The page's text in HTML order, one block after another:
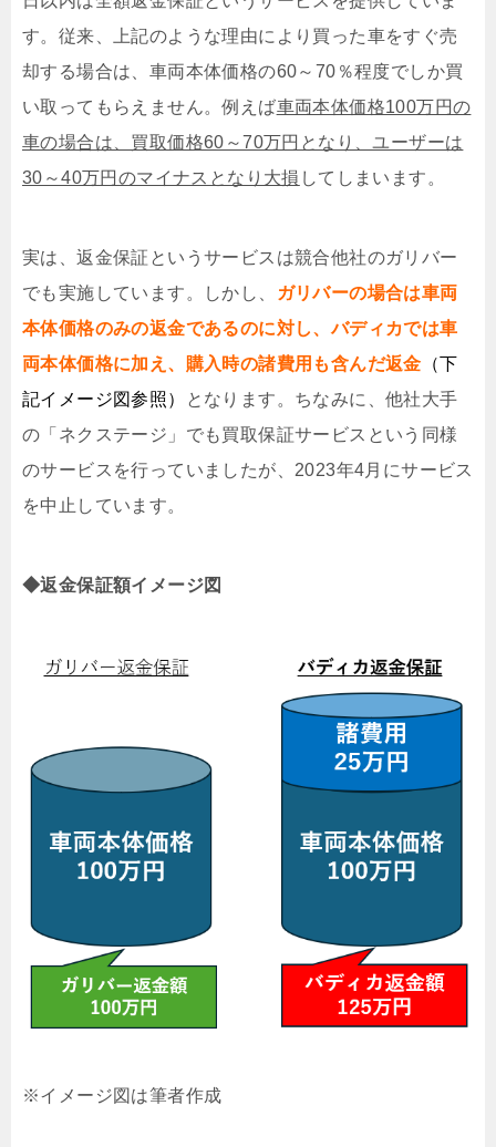
す。従来、上記のような理由により買った車をすぐ売
却する場合は、車両本体価格の60～70％程度でしか買
い取ってもらえません。例えば車両本体価格100万円の
車の場合は、買取価格60～70万円となり、ユーザーは
30～40万円のマイナスとなり大損 してしまいます。
実は、返金保証というサービスは競合他社のガリバー
でも実施しています。しかし、 ガリバーの場合は車両
本体価格のみの返金であるのに対し、バディカでは車
両本体価格に加え、購入時の諸費用も含んだ返金 （下
記イメージ図参照）
となります。ちなみに、他社大手
の「ネクステージ」でも買取保証サービスという同様
のサービスを行っていましたが、2023年4月にサービス
を中止しています。
◆返金保証額イメージ図
※イメージ図は筆者作成